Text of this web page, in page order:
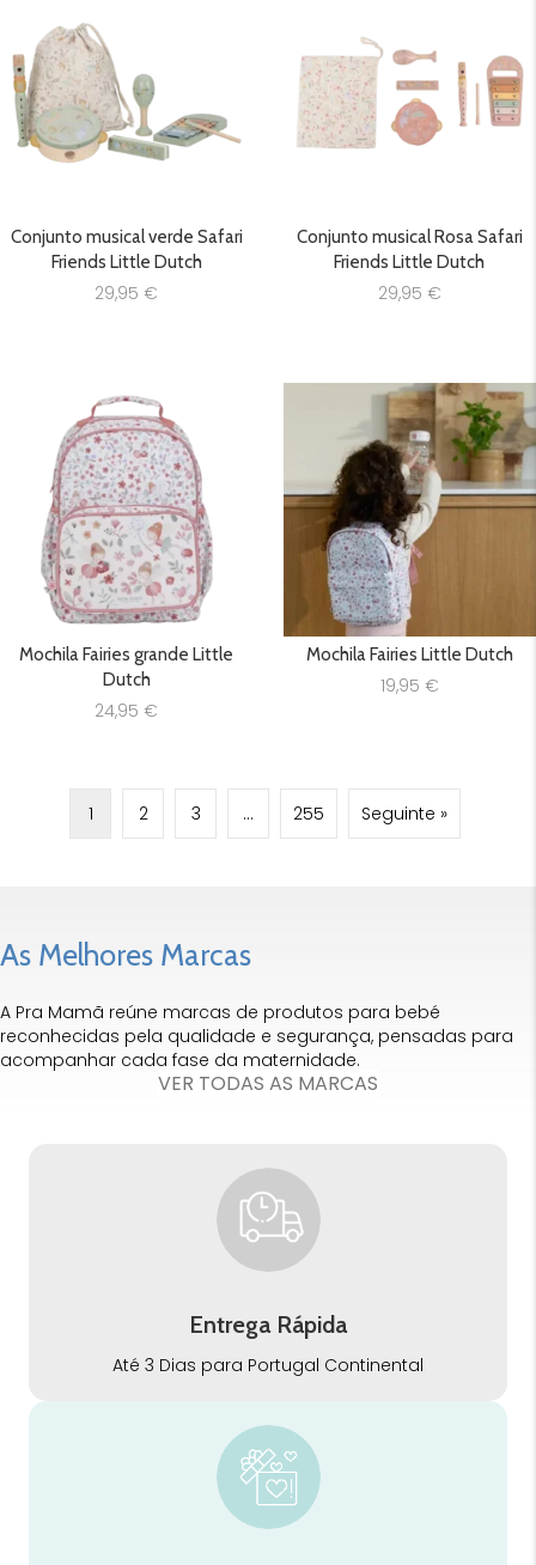
Conjunto musical verde Safari
Friends Little Dutch
29,95 €
Conjunto musical Rosa Safari
Friends Little Dutch
29,95 €
Mochila Fairies grande Little
Dutch
24,95 €
Mochila Fairies Little Dutch
19,95 €
1 2 3 … 255 Seguinte »
As Melhores Marcas
A Pra Mamã reúne marcas de produtos para bebé
reconhecidas pela qualidade e segurança, pensadas para
acompanhar cada fase da maternidade.
VER TODAS AS MARCAS
Entrega Rápida
Até 3 Dias para Portugal Continental